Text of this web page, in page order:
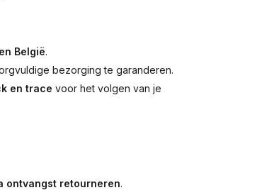
België.
bezorging te garanderen.
en trace voor het volgen van je
ontvangst retourneren.